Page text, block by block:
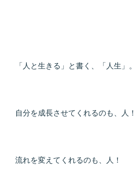
「人と生きる」と書く、「人生」。
自分を成長させてくれるのも、人！
流れを変えてくれるのも、人！